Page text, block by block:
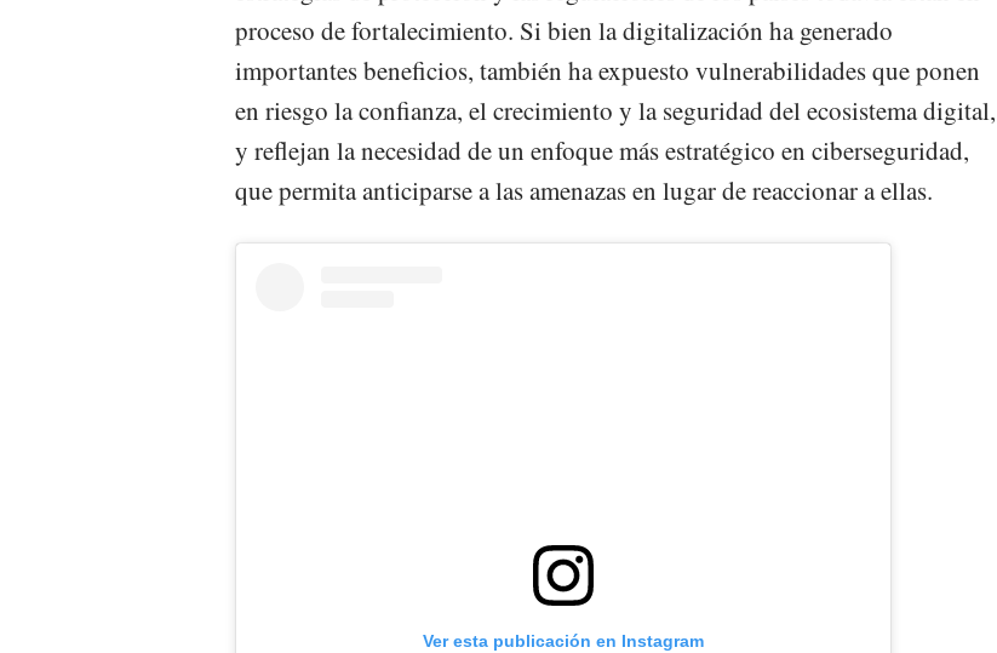
proceso de fortalecimiento. Si bien la digitalización ha generado
importantes beneficios, también ha expuesto vulnerabilidades que ponen
en riesgo la confianza, el crecimiento y la seguridad del ecosistema digital,
y reflejan la necesidad de un enfoque más estratégico en ciberseguridad,
que permita anticiparse a las amenazas en lugar de reaccionar a ellas.
Ver esta publicación en Instagram